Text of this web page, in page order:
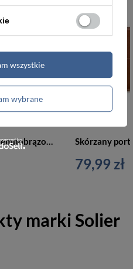
Skórzany portfel slim wallet ciemnobrązowy - SOLIER SW11
79,99 zł
markiSolier
wybrane
wszystkie